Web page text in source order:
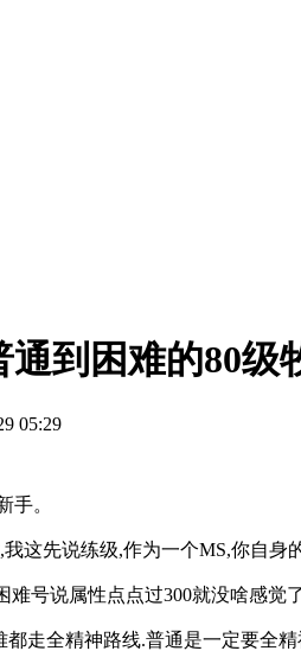
到困难的80级
05:29
手。
这先说练级,作为一个MS,你自
难号说属性点点过300就没啥感
走全精神路线.普通是一定要全